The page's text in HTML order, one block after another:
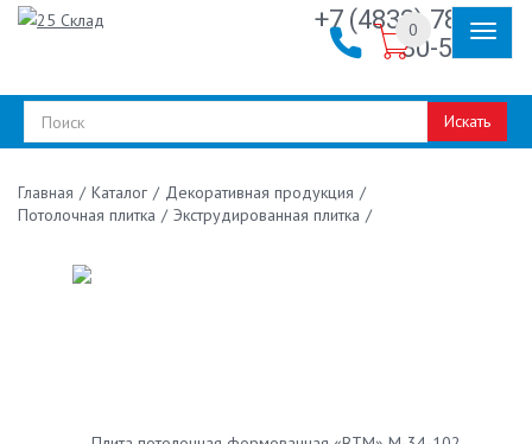
+7 (4832) 78-
30-50
Искать
0
Главная / Каталог / Декоративная продукция /
Потолочная плитка / Экструдированная плитка /